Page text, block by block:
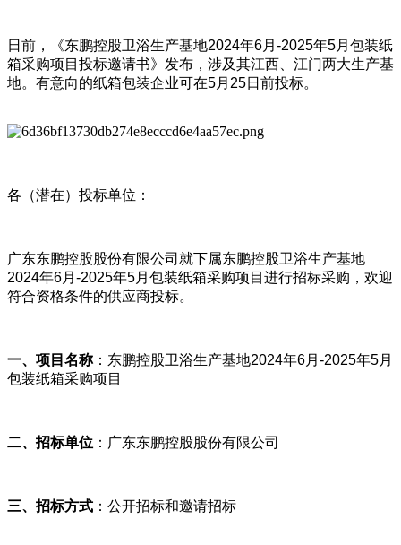
日前，《东鹏控股卫浴生产基地2024年6月-2025年5月包装纸
箱采购项目投标邀请书》发布，涉及其江西、江门两大生产基
地。有意向的纸箱包装企业可在5月25日前投标。
各（潜在）投标单位：
广东东鹏控股股份有限公司就下属东鹏控股卫浴生产基地
2024年6月-2025年5月包装纸箱采购项目进行招标采购，欢迎
符合资格条件的供应商投标。
一、项目名称：东鹏控股卫浴生产基地2024年6月-2025年5月
包装纸箱采购项目
二、招标单位 ：广东东鹏控股股份有限公司
三、招标方式 ：公开招标和邀请招标